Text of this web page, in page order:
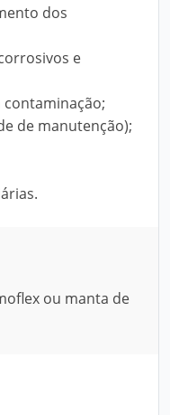
dos
e
contaminação;
de manutenção);
ou manta de